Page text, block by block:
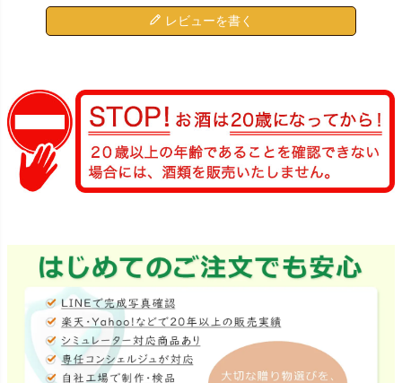
レビューを書く